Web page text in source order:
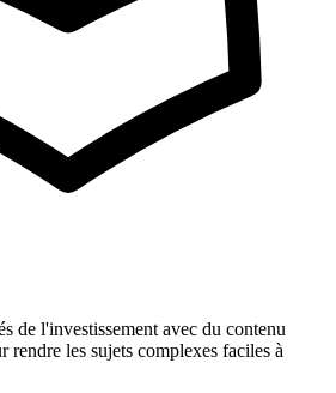
de l'investissement avec du contenu
rendre les sujets complexes faciles à